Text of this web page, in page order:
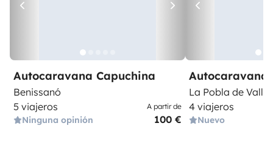
Autocaravana Capuchina
Benissanó
5 viajeros
Ninguna opinión
A partir de
100 €
Autocaravana
La Pobla de
4 viajeros
Nuevo